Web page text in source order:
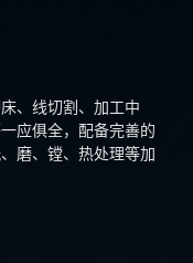
、线切割、加工中
应俱全，配备完善的
磨、镗、热处理等加